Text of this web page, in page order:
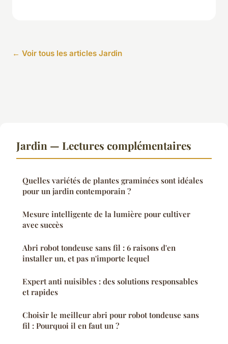
← Voir tous les articles Jardin
Jardin — Lectures complémentaires
Quelles variétés de plantes graminées sont idéales
pour un jardin contemporain ?
Mesure intelligente de la lumière pour cultiver
avec succès
Abri robot tondeuse sans fil : 6 raisons d'en
installer un, et pas n'importe lequel
Expert anti nuisibles : des solutions responsables
et rapides
Choisir le meilleur abri pour robot tondeuse sans
fil : Pourquoi il en faut un ?